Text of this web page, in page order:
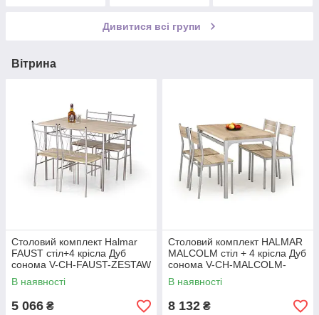
Дивитися всі групи
Вітрина
Столовий комплект Halmar
FAUST стіл+4 крісла Дуб
сонома V-CH-FAUST-ZESTAW
В наявності
5 066 ₴
Столовий комплект HALMAR
MALCOLM стіл + 4 крісла Дуб
сонома V-CH-MALCOLM-
ZESTAW-SONOMA
В наявності
8 132 ₴